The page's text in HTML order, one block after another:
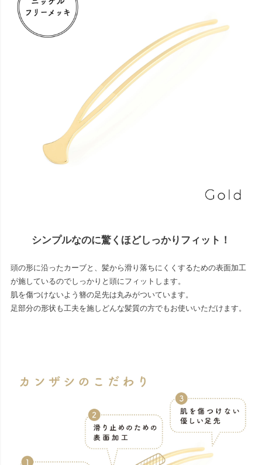
シンプルなのに驚くほどしっかりフィット！
頭の形に沿ったカーブと、髪から滑り落ちにくくするための表面加工
が施しているのでしっかりと頭にフィットします。
肌を傷つけないよう簪の足先は丸みがついています。
足部分の形状も工夫を施しどんな髪質の方でもお使いいただけます。